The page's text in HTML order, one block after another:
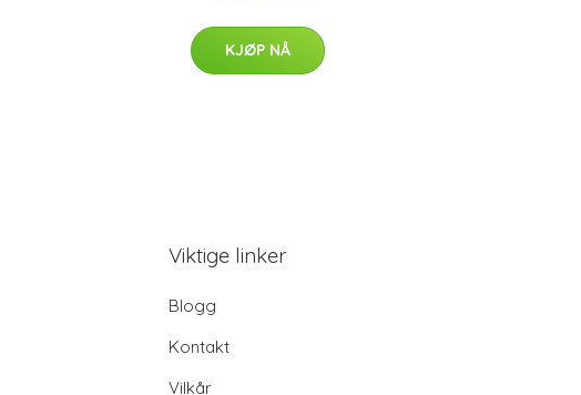
KJØP NÅ
Viktige linker
Blogg
Kontakt
Vilkår